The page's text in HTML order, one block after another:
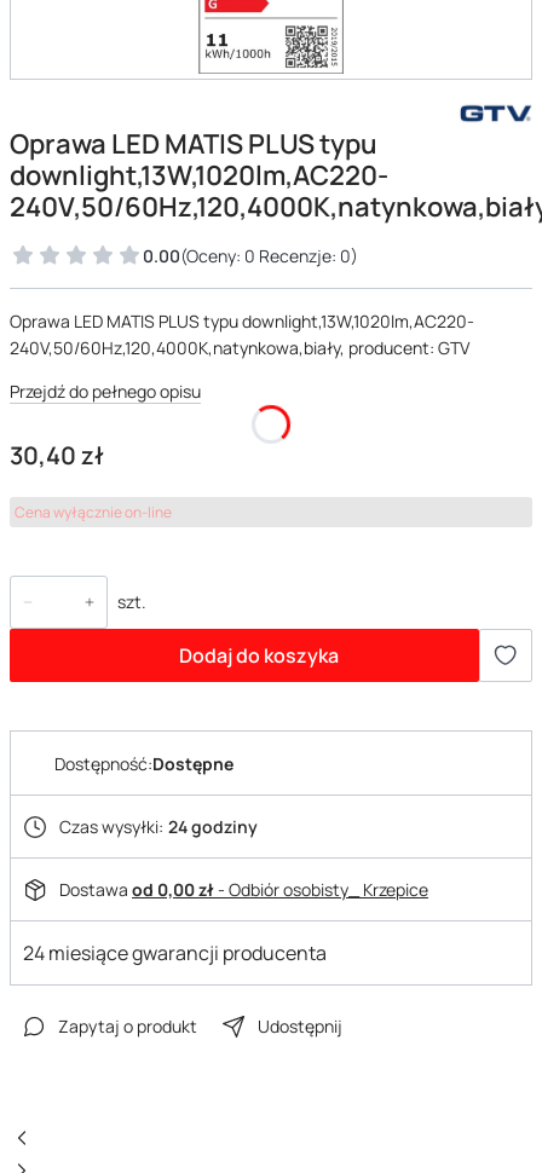
Oprawa LED MATIS PLUS typu
downlight,13W,1020lm,AC220-
240V,50/
0.00(Oceny: 0 Recenzje: 0)
Oprawa LED MATIS PLUS typu downlight,13W,1020lm,AC220-
240V,50/60Hz,120,4000K,natynkowa,biały, producent: GTV
Przejdź do pełnego opisu
Cena
30,40 zł
Cena wyłącznie on-line
szt.
Dodaj do koszyka
Dostępność:Dostępne
Czas wysyłki: 24 godziny
Dostawa od 0,00 zł- Odbiór osobisty_ Krzepice
24 miesiące gwarancji producenta
Zapytaj o produkt Udostępnij